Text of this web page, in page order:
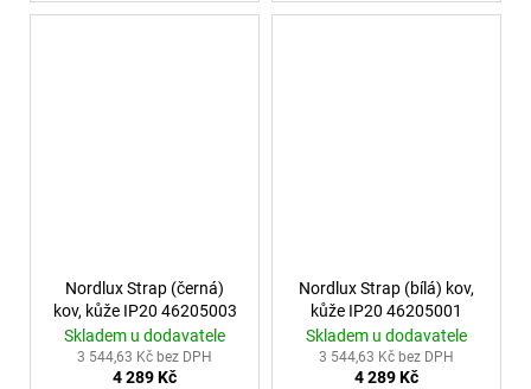
Nordlux Strap (černá)
kov, kůže IP20 46205003
Skladem u dodavatele
3 544,63 Kč bez DPH
4 289 Kč
Nordlux Strap (bílá) kov,
kůže IP20 46205001
Skladem u dodavatele
3 544,63 Kč bez DPH
4 289 Kč